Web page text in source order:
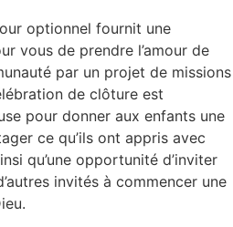
optionnel fournit une
vous de prendre l’amour de
par un projet de missions
de clôture est
pour donner aux enfants une
ce qu’ils ont appris avec
qu’une opportunité d’inviter
invités à commencer une